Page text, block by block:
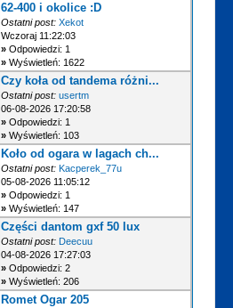
62-400 i okolice :D
Ostatni post: Xekot
Wczoraj 11:22:03
»Odpowiedzi: 1
»Wyświetleń: 1622
Czy koła od tandema różni...
Ostatni post: usertm
06-08-2026 17:20:58
»Odpowiedzi: 1
»Wyświetleń: 103
Koło od ogara w lagach ch...
Ostatni post: Kacperek_77u
05-08-2026 11:05:12
»Odpowiedzi: 1
»Wyświetleń: 147
Części dantom gxf 50 lux
Ostatni post: Deecuu
04-08-2026 17:27:03
»Odpowiedzi: 2
»Wyświetleń: 206
Romet Ogar 205